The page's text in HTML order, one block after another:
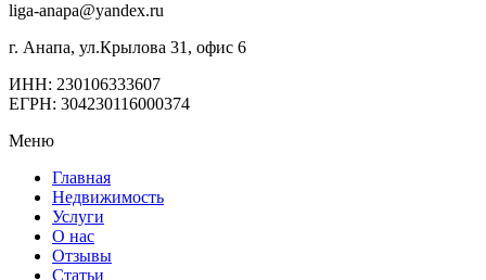
liga-anapa@yandex.ru
г. Анапа, ул.Крылова 31, офис 6
ИНН: 230106333607
ЕГРН: 304230116000374
Меню
Главная
Недвижимость
Услуги
О нас
Отзывы
Статьи